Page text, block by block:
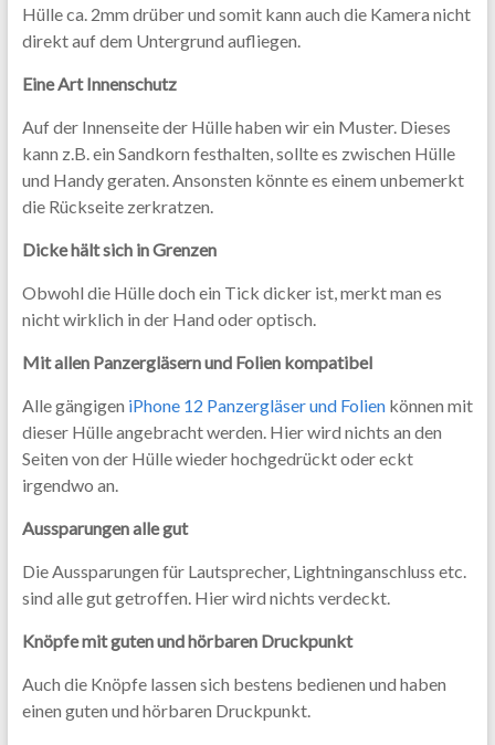
Hülle ca. 2mm drüber und somit kann auch die Kamera nicht
direkt auf dem Untergrund aufliegen.
Eine Art Innenschutz
Auf der Innenseite der Hülle haben wir ein Muster. Dieses
kann z.B. ein Sandkorn festhalten, sollte es zwischen Hülle
und Handy geraten. Ansonsten könnte es einem unbemerkt
die Rückseite zerkratzen.
Dicke hält sich in Grenzen
Obwohl die Hülle doch ein Tick dicker ist, merkt man es
nicht wirklich in der Hand oder optisch.
Mit allen Panzergläsern und Folien kompatibel
Alle gängigen iPhone 12 Panzergläser und Folienkönnen mit
dieser Hülle angebracht werden. Hier wird nichts an den
Seiten von der Hülle wieder hochgedrückt oder eckt
irgendwo an.
Aussparungen alle gut
Die Aussparungen für Lautsprecher, Lightninganschluss etc.
sind alle gut getroffen. Hier wird nichts verdeckt.
Knöpfe mit guten und hörbaren Druckpunkt
Auch die Knöpfe lassen sich bestens bedienen und haben
einen guten und hörbaren Druckpunkt.